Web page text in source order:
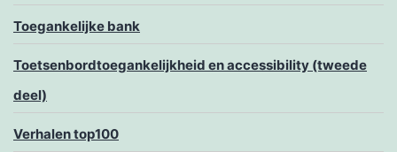
Toegankelijke bank
Toetsenbordtoegankelijkheid en accessibility (tweede
deel)
Verhalen top100